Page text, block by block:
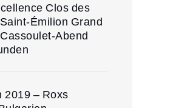
Clos des
Émilion Grand
Abend
2019 – Roxs